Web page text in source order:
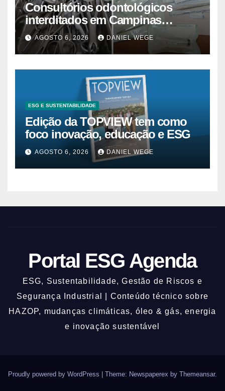
Consultórios odontológicos
interditados em Campinas
superam 2025
AGOSTO 6, 2026 DANIEL WEGE
ESG E SUSTENTABILIDADE
Edição da TOPVIEW tem como
foco inovação, educação e ESG
AGOSTO 6, 2026 DANIEL WEGE
Portal ESG Agenda
ESG, Sustentabilidade, Gestão de Riscos e
Segurança Industrial | Conteúdo técnico sobre
HAZOP, mudanças climáticas, óleo & gás, energia
e inovação sustentável
Proudly powered by WordPress Theme: Newspaperex by Themeansar.